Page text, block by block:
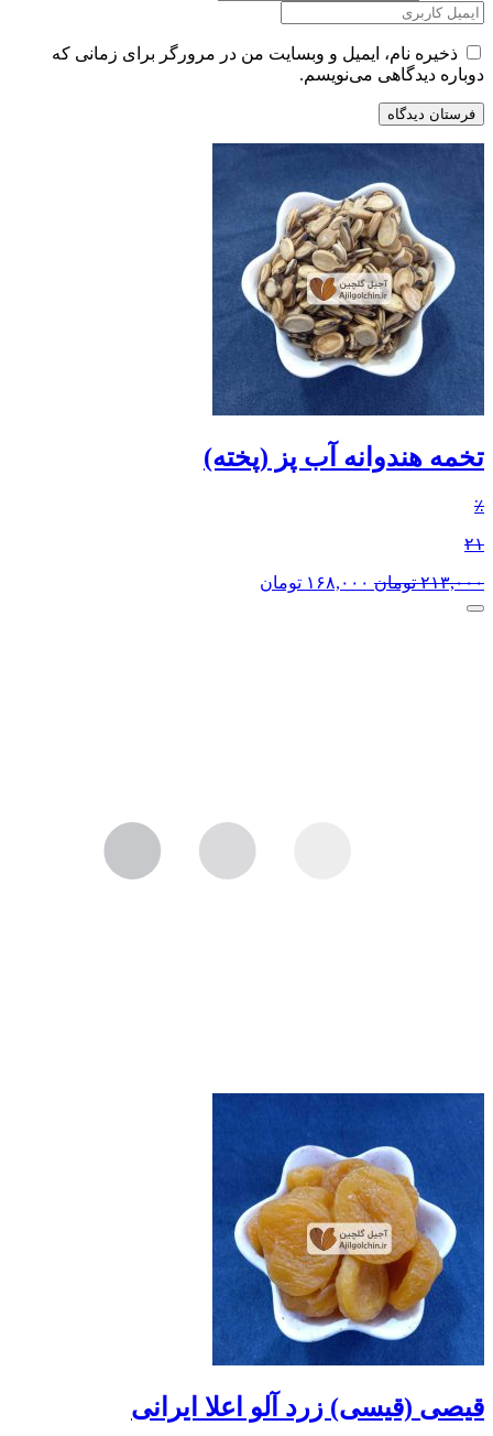
ذخیره نام، ایمیل و وبسایت من در مرورگر برای زمانی که
دوباره دیدگاهی می‌نویسم.
تخمه هندوانه آب پز (پخته)
٪
۲۱
۲۱۳,۰۰۰ تومان ۱۶۸,۰۰۰ تومان
قیصی (قیسی) زرد آلو اعلا ایرانی